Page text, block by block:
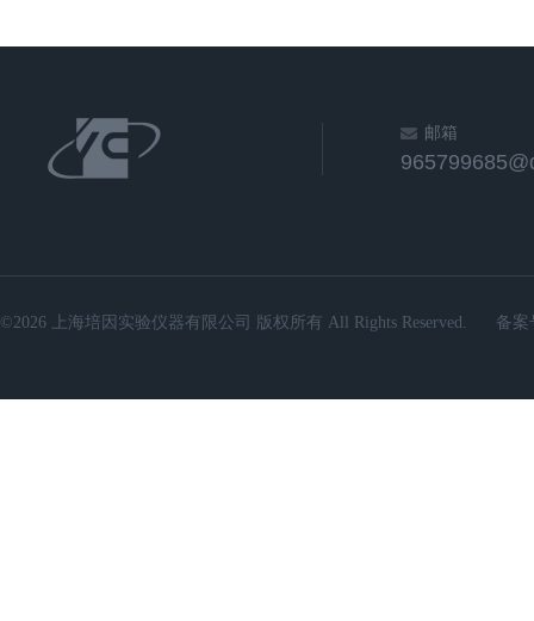
邮箱
©2026 上海培因实验仪器有限公司 版权所有 All Rights Reserved. 备案